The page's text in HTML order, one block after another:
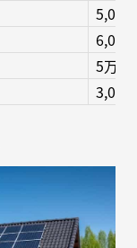
5,000
6,000
5万円
3,000